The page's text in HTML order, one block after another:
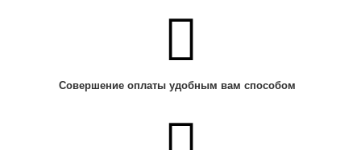
Совершение оплаты удобным вам способом